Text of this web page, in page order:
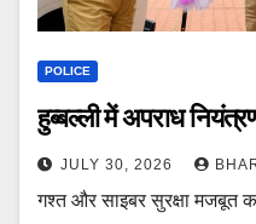
POLICE
हुब्बल्ली में अपराध
JULY 30, 2026
गश्त और साइबर सुरक्षा मजबूत